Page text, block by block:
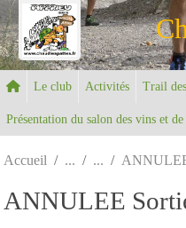
Le club Activités Trail
Présentation du salon des vins et
Accueil
ANNULEE
Panneau de gestion des cookies